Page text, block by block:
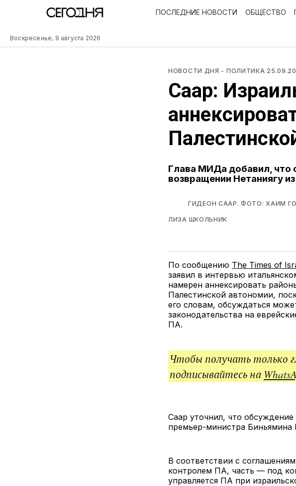
Воскресенье, 9 августа 2026
ПОСЛЕДНИЕ НОВОСТИ ОБЩЕСТВО
НОВОСТИ ДНЯ - ПОЛИТИКА
Саар:
Глава МИДа добавил, что
возвращении Нетаниягу
ГИДЕОН СААР. ФОТО: ХАИМ
ЛИЗА ШКОЛЬНИК
По сообщению The Times of
заявил в интервью
намерен аннексировать
Палестинской автономии,
его словам, обсуждаться
законодательства на
ПА.
Чтобы получать только
подписывайтесь на
Саар уточнил, что
премьер-министра
В соответствии с
контролем ПА, часть — под
управляется ПА при